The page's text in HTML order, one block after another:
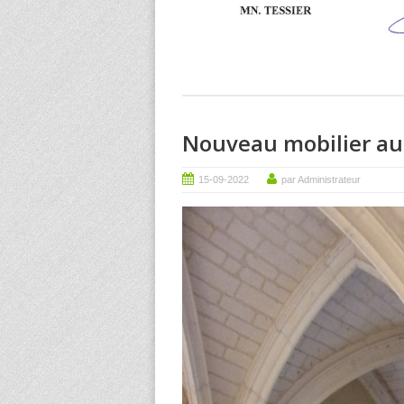
Nouveau mobilier
15-09-2022 par Administrateur